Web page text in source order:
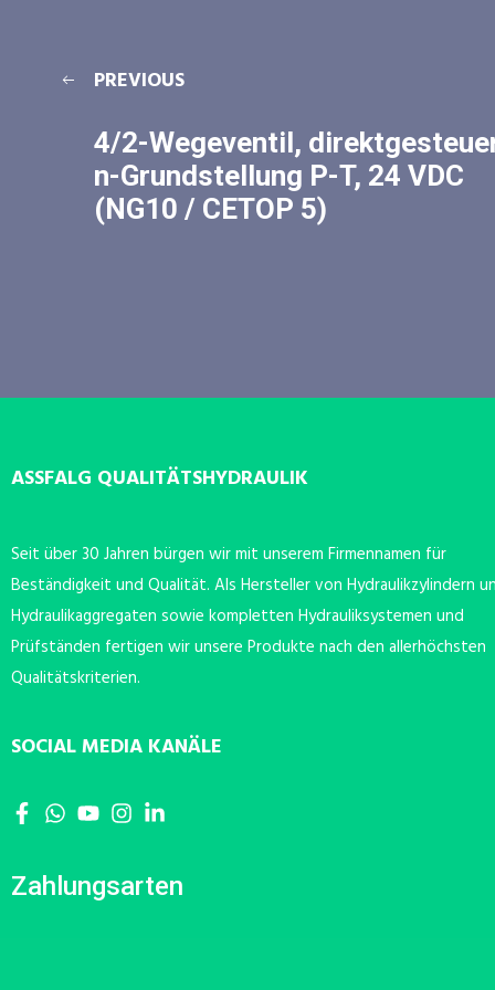
PREVIOUS
4/2-Wegeventil,
n-Grundstellung P-T, 24 VDC
(NG10 / CETOP 5)
ASSFALG QUALITÄTSHYDRAULIK
Seit über 30 Jahren bürgen wir mit unserem Firmennamen für
Beständigkeit und Qualität. Als Hersteller von Hydraulikzylindern
Hydraulikaggregaten sowie kompletten Hydrauliksystemen und
Prüfständen fertigen wir unsere Produkte nach den allerhöchsten
Qualitätskriterien.
SOCIAL MEDIA KANÄLE
Zahlungsarten